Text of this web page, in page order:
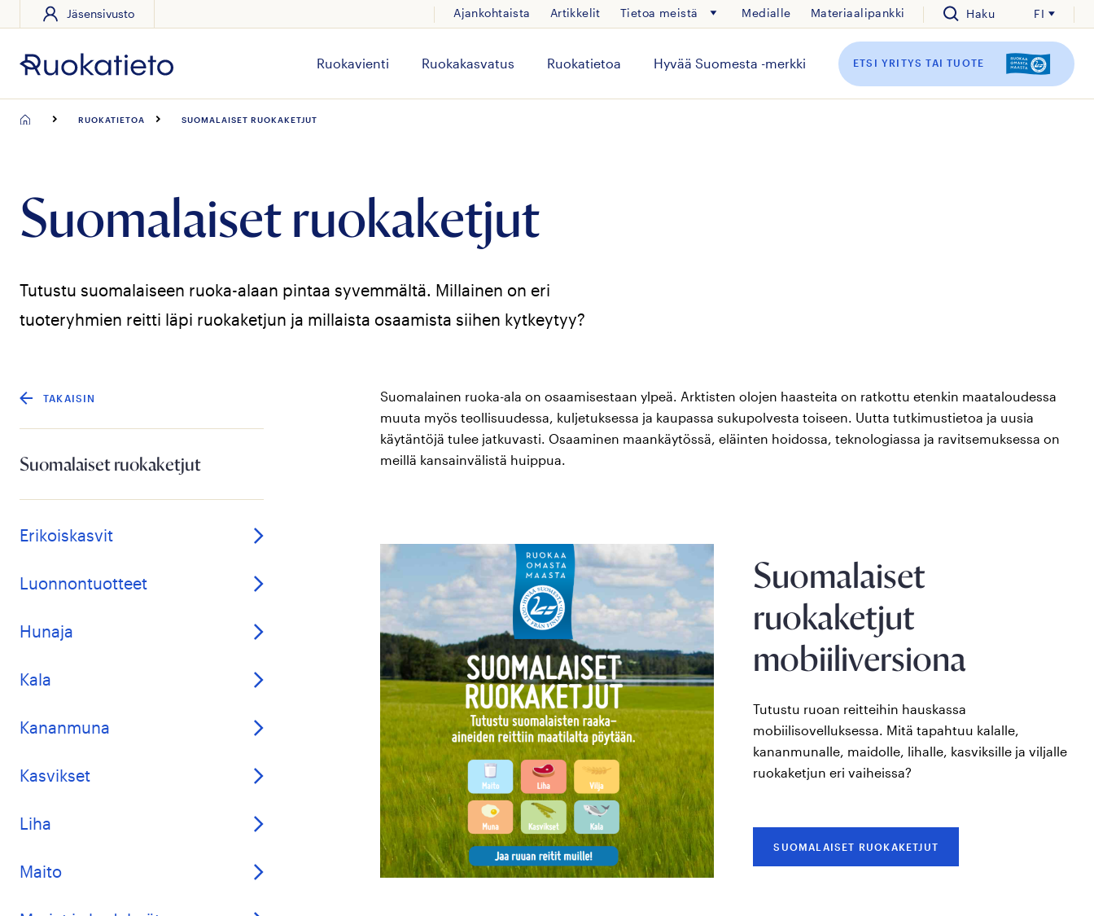
sisältöön
Jäsensivusto Ajankohtaista Artikkelit Tietoa meistä Medialle Materiaalipankki Haku FI
Ruokavienti Ruokakasvatus Ruokatietoa Hyvää Suomesta -merkki ETSI YRITYS TAI TUOTE
RUOKATIETOA SUOMALAISET RUOKAKETJUT
Suomalaiset ruokaketjut
Tutustu suomalaiseen ruoka-alaan pintaa syvemmältä. Millainen on eri
tuoteryhmien reitti läpi ruokaketjun ja millaista osaamista siihen kytkeytyy?
TAKAISIN
Suomalaiset ruokaketjut
Erikoiskasvit
Luonnontuotteet
Hunaja
Kala
Kananmuna
Kasvikset
Liha
Maito
Suomalainen ruoka-ala on osaamisestaan ylpeä. Arktisten olojen haasteita on ratkottu etenkin maataloudessa
muuta myös teollisuudessa, kuljetuksessa ja kaupassa sukupolvesta toiseen. Uutta tutkimustietoa ja uusia
käytäntöjä tulee jatkuvasti. Osaaminen maankäytössä, eläinten hoidossa, teknologiassa ja ravitsemuksessa on
meillä kansainvälistä huippua.
Suomalaiset
ruokaketjut
mobiiliversiona
Tutustu ruoan reitteihin hauskassa
mobiilisovelluksessa. Mitä tapahtuu kalalle,
kananmunalle, maidolle, lihalle, kasviksille ja viljalle
ruokaketjun eri vaiheissa?
SUOMALAISET RUOKAKETJUT